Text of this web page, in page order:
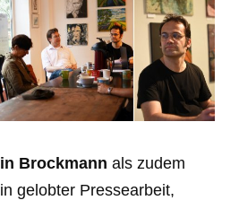
Brockmann als zudem
gelobter Pressearbeit,